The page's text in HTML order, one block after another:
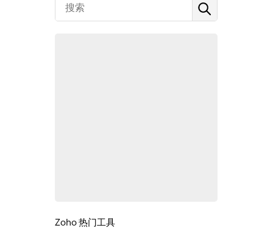
Zoho 热门工具